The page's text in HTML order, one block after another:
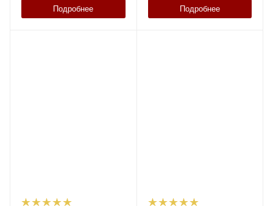
Подробнее Подробнее